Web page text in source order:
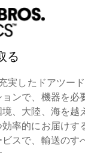
る
実したドアツー
ンで、機器を必
、大陸、海を越
率的にお届けす
スで、輸送のす